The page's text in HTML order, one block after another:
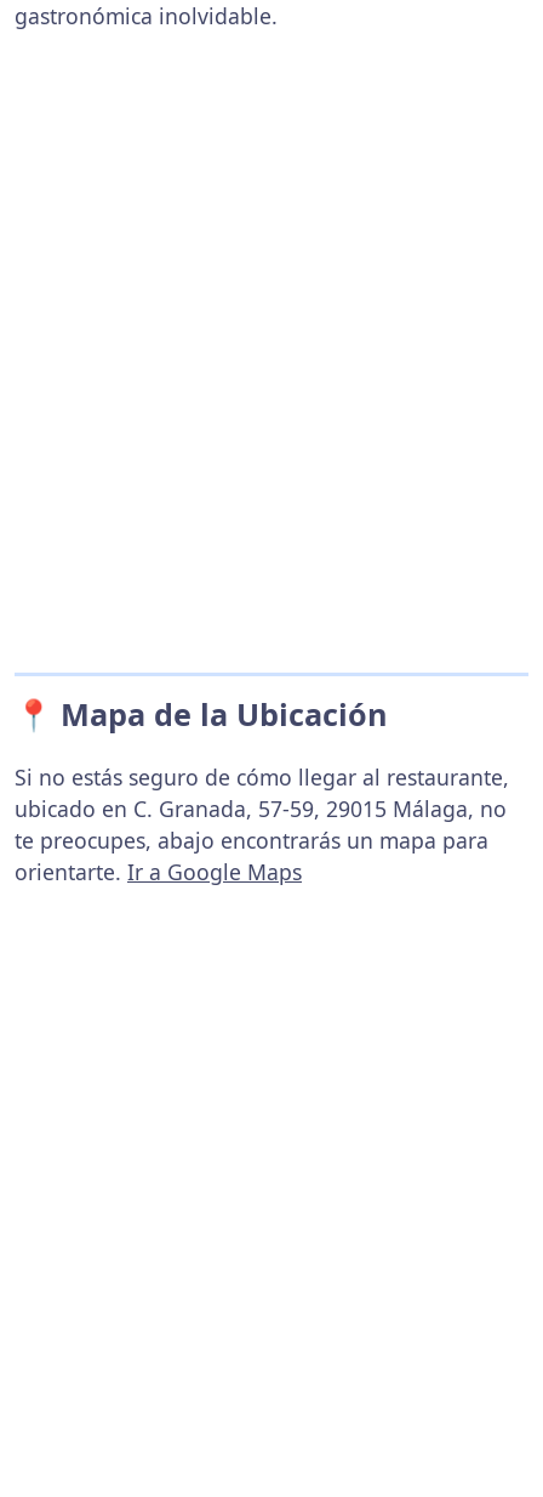
gastronómica inolvidable.
📍 Mapa de la Ubicación
Si no estás seguro de cómo llegar al restaurante,
ubicado en C. Granada, 57-59, 29015 Málaga, no
te preocupes, abajo encontrarás un mapa para
orientarte. Ir a Google Maps